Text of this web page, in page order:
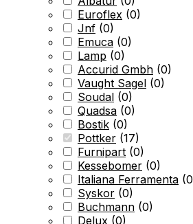
Euroflex (0)
Jnf (0)
Emuca (0)
Lamp (0)
Accurid Gmbh (0)
Vaught Sagel (0)
Soudal (0)
Quadsa (0)
Bostik (0)
Pottker (17)
Furnipart (0)
Kessebomer (0)
Italiana Ferramenta (0
Syskor (0)
Buchmann (0)
Delux (0)